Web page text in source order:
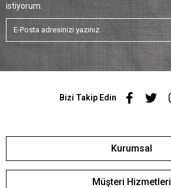
istiyorum.
Bizi Takip Edin
Kurumsal
Müşteri Hizmetleri